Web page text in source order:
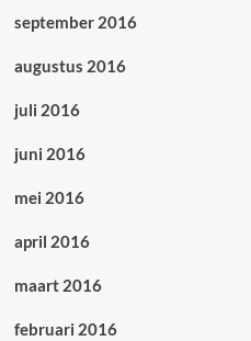
september 2016
augustus 2016
juli 2016
juni 2016
mei 2016
april 2016
maart 2016
februari 2016